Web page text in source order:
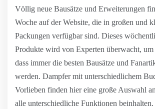
Völlig neue Bausätze und Erweiterungen
Woche auf der Website, die in großen und
Packungen verfügbar sind. Dieses
Produkte wird von Experten überwacht, um
dass immer die besten Bausätze und
werden. Dampfer mit unterschiedlichem
Vorlieben finden hier eine große Auswahl
alle unterschiedliche Funktionen beinhalten.